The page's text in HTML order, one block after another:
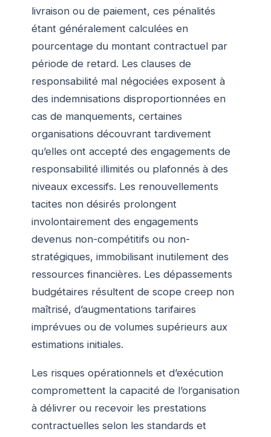
livraison ou de paiement, ces pénalités
étant généralement calculées en
pourcentage du montant contractuel par
période de retard. Les clauses de
responsabilité mal négociées exposent à
des indemnisations disproportionnées en
cas de manquements, certaines
organisations découvrant tardivement
qu’elles ont accepté des engagements de
responsabilité illimités ou plafonnés à des
niveaux excessifs. Les renouvellements
tacites non désirés prolongent
involontairement des engagements
devenus non-compétitifs ou non-
stratégiques, immobilisant inutilement des
ressources financières. Les dépassements
budgétaires résultent de scope creep non
maîtrisé, d’augmentations tarifaires
imprévues ou de volumes supérieurs aux
estimations initiales.
Les risques opérationnels et d’exécution
compromettent la capacité de l’organisation
à délivrer ou recevoir les prestations
contractuelles selon les standards et